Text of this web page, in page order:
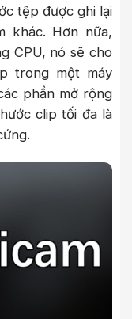
tệp được ghi lại
khác. Hơn nữa,
CPU, nó sẽ cho
trong một máy
phần mở rộng
clip tối đa là